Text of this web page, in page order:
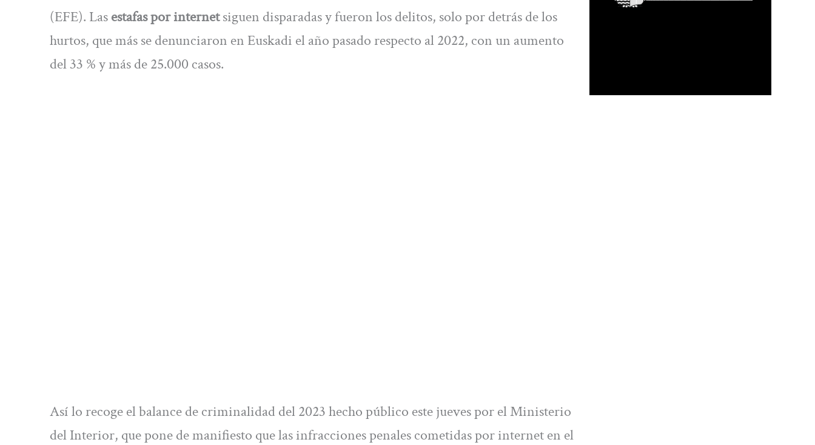
(EFE). Lasestafas por internetsiguen disparadas y fueron los delitos, solo por detrás de los
hurtos, que más se denunciaron en Euskadi el año pasado respecto al 2022, con un aumento
del 33 % y más de 25.000 casos.
Así lo recoge el balance de criminalidad del 2023 hecho público este jueves por el Ministerio
del Interior, que pone de manifiesto que las infracciones penales cometidas por internet en el